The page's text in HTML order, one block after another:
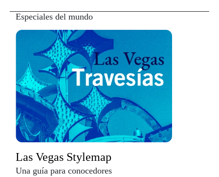
Especiales del mundo
Las Vegas Stylemap
Una guía para conocedores